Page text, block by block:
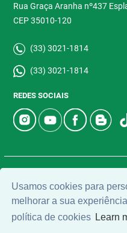
Usamos cookies para
melhorar a sua
política de cookies Learn
Rua Graça Aranha nº437
CEP 35010-120
(33) 3021-1814
(33) 3021-1814
REDES SOCIAIS
Software.